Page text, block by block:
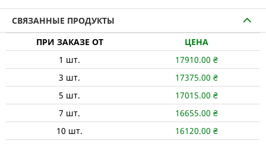
СВЯЗАННЫЕ ПРОДУКТЫ
ПРИ ЗАКАЗЕ ОТ
ЦЕНА
1 шт. 17910.00 ₴
3 шт. 17375.00 ₴
5 шт. 17015.00 ₴
7 шт. 16655.00 ₴
10 шт. 16120.00 ₴